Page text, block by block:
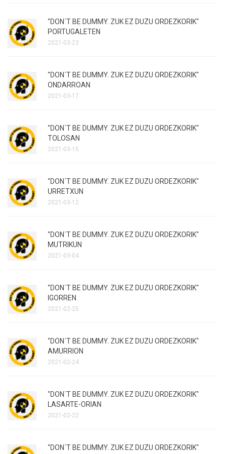
"DON´T BE DUMMY. ZUK EZ DUZU ORDEZKORIK"
PORTUGALETEN
2021-03-23
"DON´T BE DUMMY. ZUK EZ DUZU ORDEZKORIK"
ONDARROAN
2021-03-17
"DON´T BE DUMMY. ZUK EZ DUZU ORDEZKORIK"
TOLOSAN
2021-03-15
"DON´T BE DUMMY. ZUK EZ DUZU ORDEZKORIK"
URRETXUN
2021-03-12
"DON´T BE DUMMY. ZUK EZ DUZU ORDEZKORIK"
MUTRIKUN
2021-03-04
"DON´T BE DUMMY. ZUK EZ DUZU ORDEZKORIK"
IGORREN
2021-02-25
"DON´T BE DUMMY. ZUK EZ DUZU ORDEZKORIK"
AMURRION
2021-02-24
"DON´T BE DUMMY. ZUK EZ DUZU ORDEZKORIK"
LASARTE-ORIAN
2021-02-22
"DON´T BE DUMMY. ZUK EZ DUZU ORDEZKORIK"